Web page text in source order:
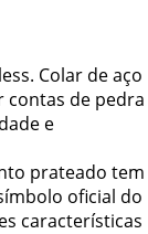
Colar de aço
contas de pedra
e
prateado tem
oficial do
características